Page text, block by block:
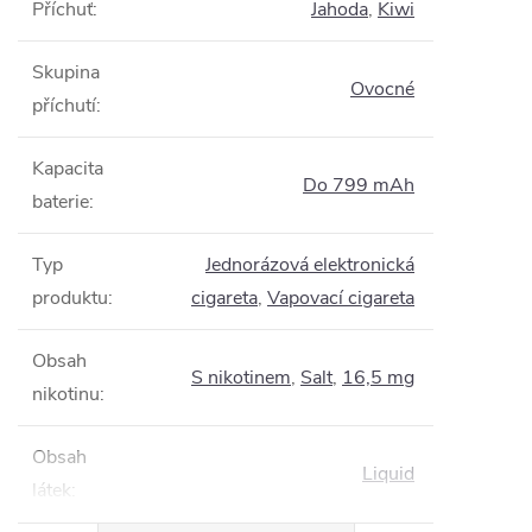
Příchuť: Jahoda, Kiwi
Skupina
příchutí:
Ovocné
Kapacita
baterie:
Do 799 mAh
Typ
produktu:
Jednorázová elektronická
cigareta, Vapovací cigareta
Obsah
nikotinu:
S nikotinem, Salt, 16,5 mg
Obsah
látek:
Liquid